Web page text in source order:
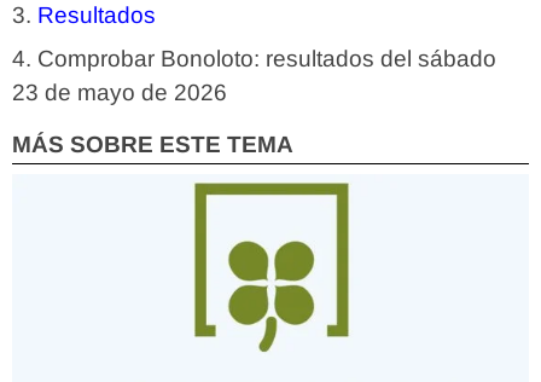
Resultados
Comprobar Bonoloto: resultados del sábado
23 de mayo de 2026
MÁS SOBRE ESTE TEMA